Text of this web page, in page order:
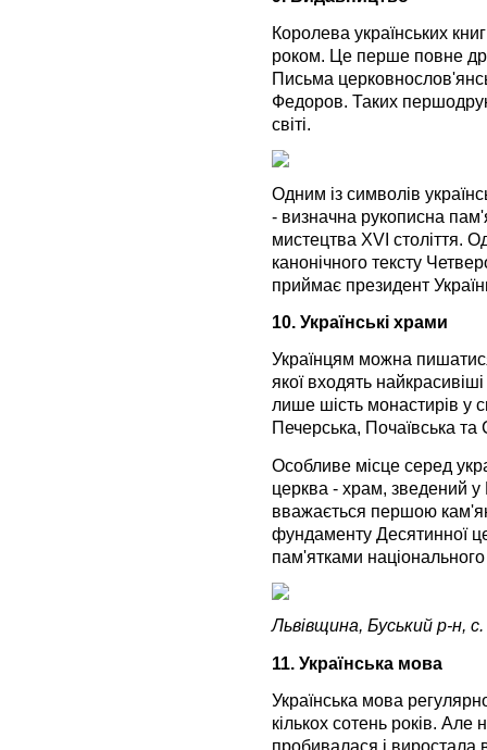
Королева українських
роком. Це перше повне
Письма
Федоров. Таких
світі.
Одним із символів
- визначна рукописна
мистецтва XVI століття.
канонічного тексту
приймає президент
10. Українські храми
Українцям можна
якої входять
лише шість монастирів у
Печерська, Почаївська та
Особливе місце серед
церква - храм, зведений у
вважається першою
фундаменту Десятинної
пам'ятками
Львівщина, Буський р-н,
11. Українська мова
Українська мова
кількох сотень років.
пробивалася і